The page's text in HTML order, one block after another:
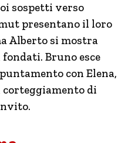
sospetti verso
presentano il loro
Alberto si mostra
Bruno esce
con Elena,
corteggiamento di